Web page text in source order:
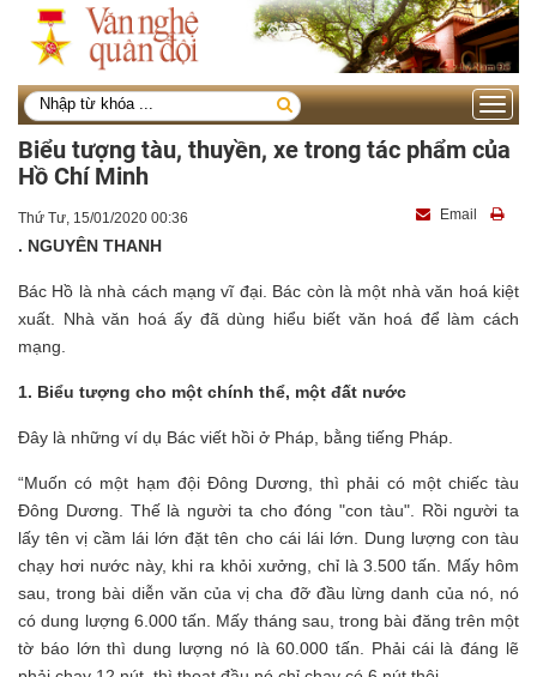
Toggle
Biểu tượng tàu, thuyền, xe trong tác phẩm của
Hồ Chí Minh
Thứ Tư, 15/01/2020 00:36 Email
. NGUYÊN THANH
Bác Hồ là nhà cách mạng vĩ đại. Bác còn là một nhà văn hoá kiệt
xuất. Nhà văn hoá ấy đã dùng hiểu biết văn hoá để làm cách
mạng.
1. Biểu tượng cho một chính thể, một đất nước
Đây là những ví dụ Bác viết hồi ở Pháp, bằng tiếng Pháp.
“Muốn có một hạm đội Đông Dương, thì phải có một chiếc tàu
Đông Dương. Thế là người ta cho đóng "con tàu". Rồi người ta
lấy tên vị cầm lái lớn đặt tên cho cái lái lớn. Dung lượng con tàu
chạy hơi nước này, khi ra khỏi xưởng, chỉ là 3.500 tấn. Mấy hôm
sau, trong bài diễn văn của vị cha đỡ đầu lừng danh của nó, nó
có dung lượng 6.000 tấn. Mấy tháng sau, trong bài đăng trên một
tờ báo lớn thì dung lượng nó là 60.000 tấn. Phải cái là đáng lẽ